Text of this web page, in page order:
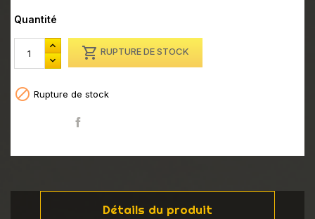
Quantité
 RUPTURE DE STOCK
 Rupture de stock
Détails du produit